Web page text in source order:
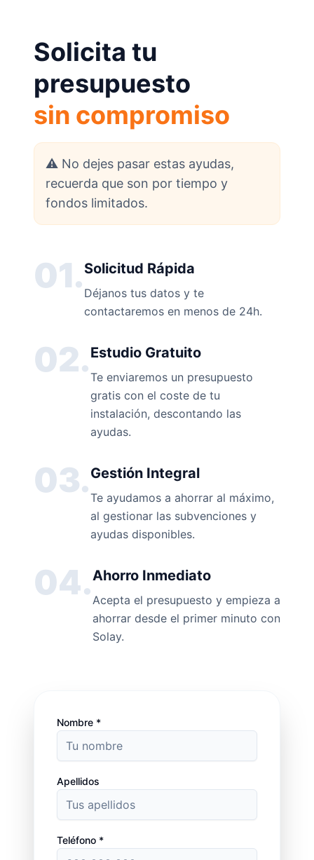
Solicita tu
presupuesto
sin compromiso
⚠️ No dejes pasar estas ayudas,
recuerda que son por tiempo y
fondos limitados.
01.Solicitud Rápida
Déjanos tus datos y te
contactaremos en menos de 24h.
02.Estudio Gratuito
Te enviaremos un presupuesto
gratis con el coste de tu
instalación, descontando las
ayudas.
03.Gestión Integral
Te ayudamos a ahorrar al máximo,
al gestionar las subvenciones y
ayudas disponibles.
04.Ahorro Inmediato
Acepta el presupuesto y empieza a
ahorrar desde el primer minuto con
Solay.
Nombre *
Apellidos
Teléfono *